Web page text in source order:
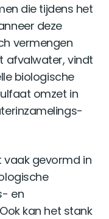
die tijdens het
deze
vermengen
afvalwater, vindt
biologische
omzet in
vaak gevormd in
en
kan het stank